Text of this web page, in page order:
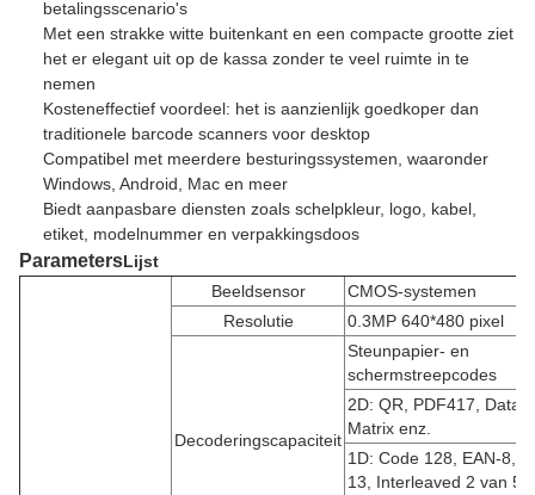
betalingsscenario's
Met een strakke witte buitenkant en een compacte grootte ziet
het er elegant uit op de kassa zonder te veel ruimte in te
nemen
Kosteneffectief voordeel: het is aanzienlijk goedkoper dan
traditionele barcode scanners voor desktop
Compatibel met meerdere besturingssystemen, waaronder
Windows, Android, Mac en meer
Biedt aanpasbare diensten zoals schelpkleur, logo, kabel,
etiket, modelnummer en verpakkingsdoos
ParametersLijst
Beeldsensor
CMOS-systemen
Resolutie
0.3MP 640*480 pixel
Decoderingscapaciteit
Steunpapier- en
schermstreepcodes
2D: QR, PDF417, Data
Matrix enz.
1D: Code 128, EAN-8,
13, Interleaved 2 van 5,